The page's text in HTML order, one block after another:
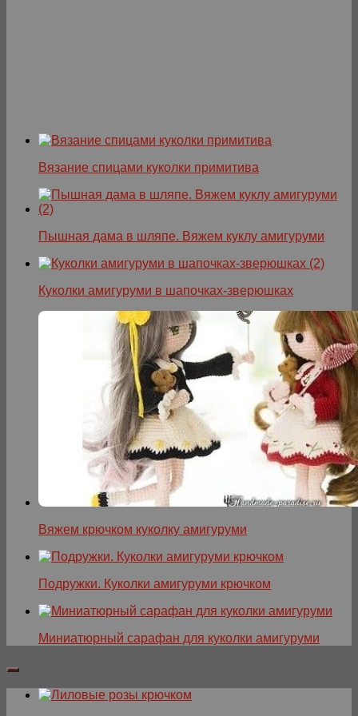
Вязание спицами куколки примитива
Пышная дама в шляпе. Вяжем куклу амигуруми
Куколки амигуруми в шапочках-зверюшках
Вяжем крючком куколку амигуруми
Подружки. Куколки амигуруми крючком
Миниатюрный сарафан для куколки амигуруми